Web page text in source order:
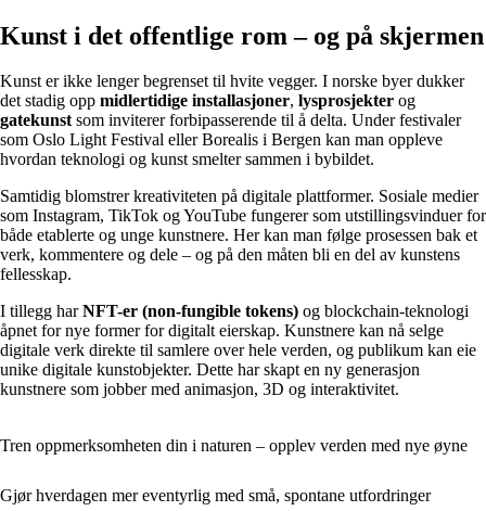
Kunst i det offentlige rom – og på skjermen
Kunst er ikke lenger begrenset til hvite vegger. I norske byer dukker
det stadig opp midlertidige installasjoner, lysprosjekter og
gatekunstsom inviterer forbipasserende til å delta. Under festivaler
som Oslo Light Festival eller Borealis i Bergen kan man oppleve
hvordan teknologi og kunst smelter sammen i bybildet.
Samtidig blomstrer kreativiteten på digitale plattformer. Sosiale medier
som Instagram, TikTok og YouTube fungerer som utstillingsvinduer for
både etablerte og unge kunstnere. Her kan man følge prosessen bak et
verk, kommentere og dele – og på den måten bli en del av kunstens
fellesskap.
I tillegg harNFT-er (non-fungible tokens) og blockchain-teknologi
åpnet for nye former for digitalt eierskap. Kunstnere kan nå selge
digitale verk direkte til samlere over hele verden, og publikum kan eie
unike digitale kunstobjekter. Dette har skapt en ny generasjon
kunstnere som jobber med animasjon, 3D og interaktivitet.
Tren oppmerksomheten din i naturen – opplev verden med nye øyne
Gjør hverdagen mer eventyrlig med små, spontane utfordringer